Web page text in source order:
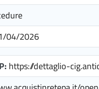
04/2026
https://dettaglio-